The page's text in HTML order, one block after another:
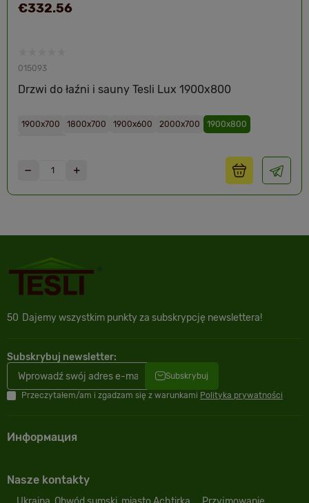
015093
Drzwi do łaźni i sauny Tesli Lux 1900x800
€332.56
1900х700 1800х700 1900х600 2000х700
1900х800
50 Dajemy wszystkim punkty za subskrypcję newslettera!
Subskrybuj newsletter:
Subskrybuj
Przeczytałem/am i zgadzam się z warunkami Polityka prywatności
Информация
Nasze kontakty